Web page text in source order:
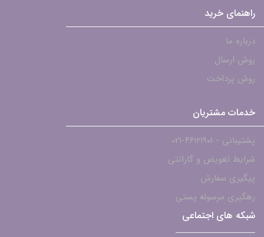
راهنمای خرید
درباره ما
روش ارسال
روش پرداخت
خدمات مشتریان
پشتیبانی - ۴۶۱۲۱۹۰۱-021
شرایط تعویض و گارانتی
پیگیری سفارش
رهگیری مرسوله پستی
شبکه های اجتماعی